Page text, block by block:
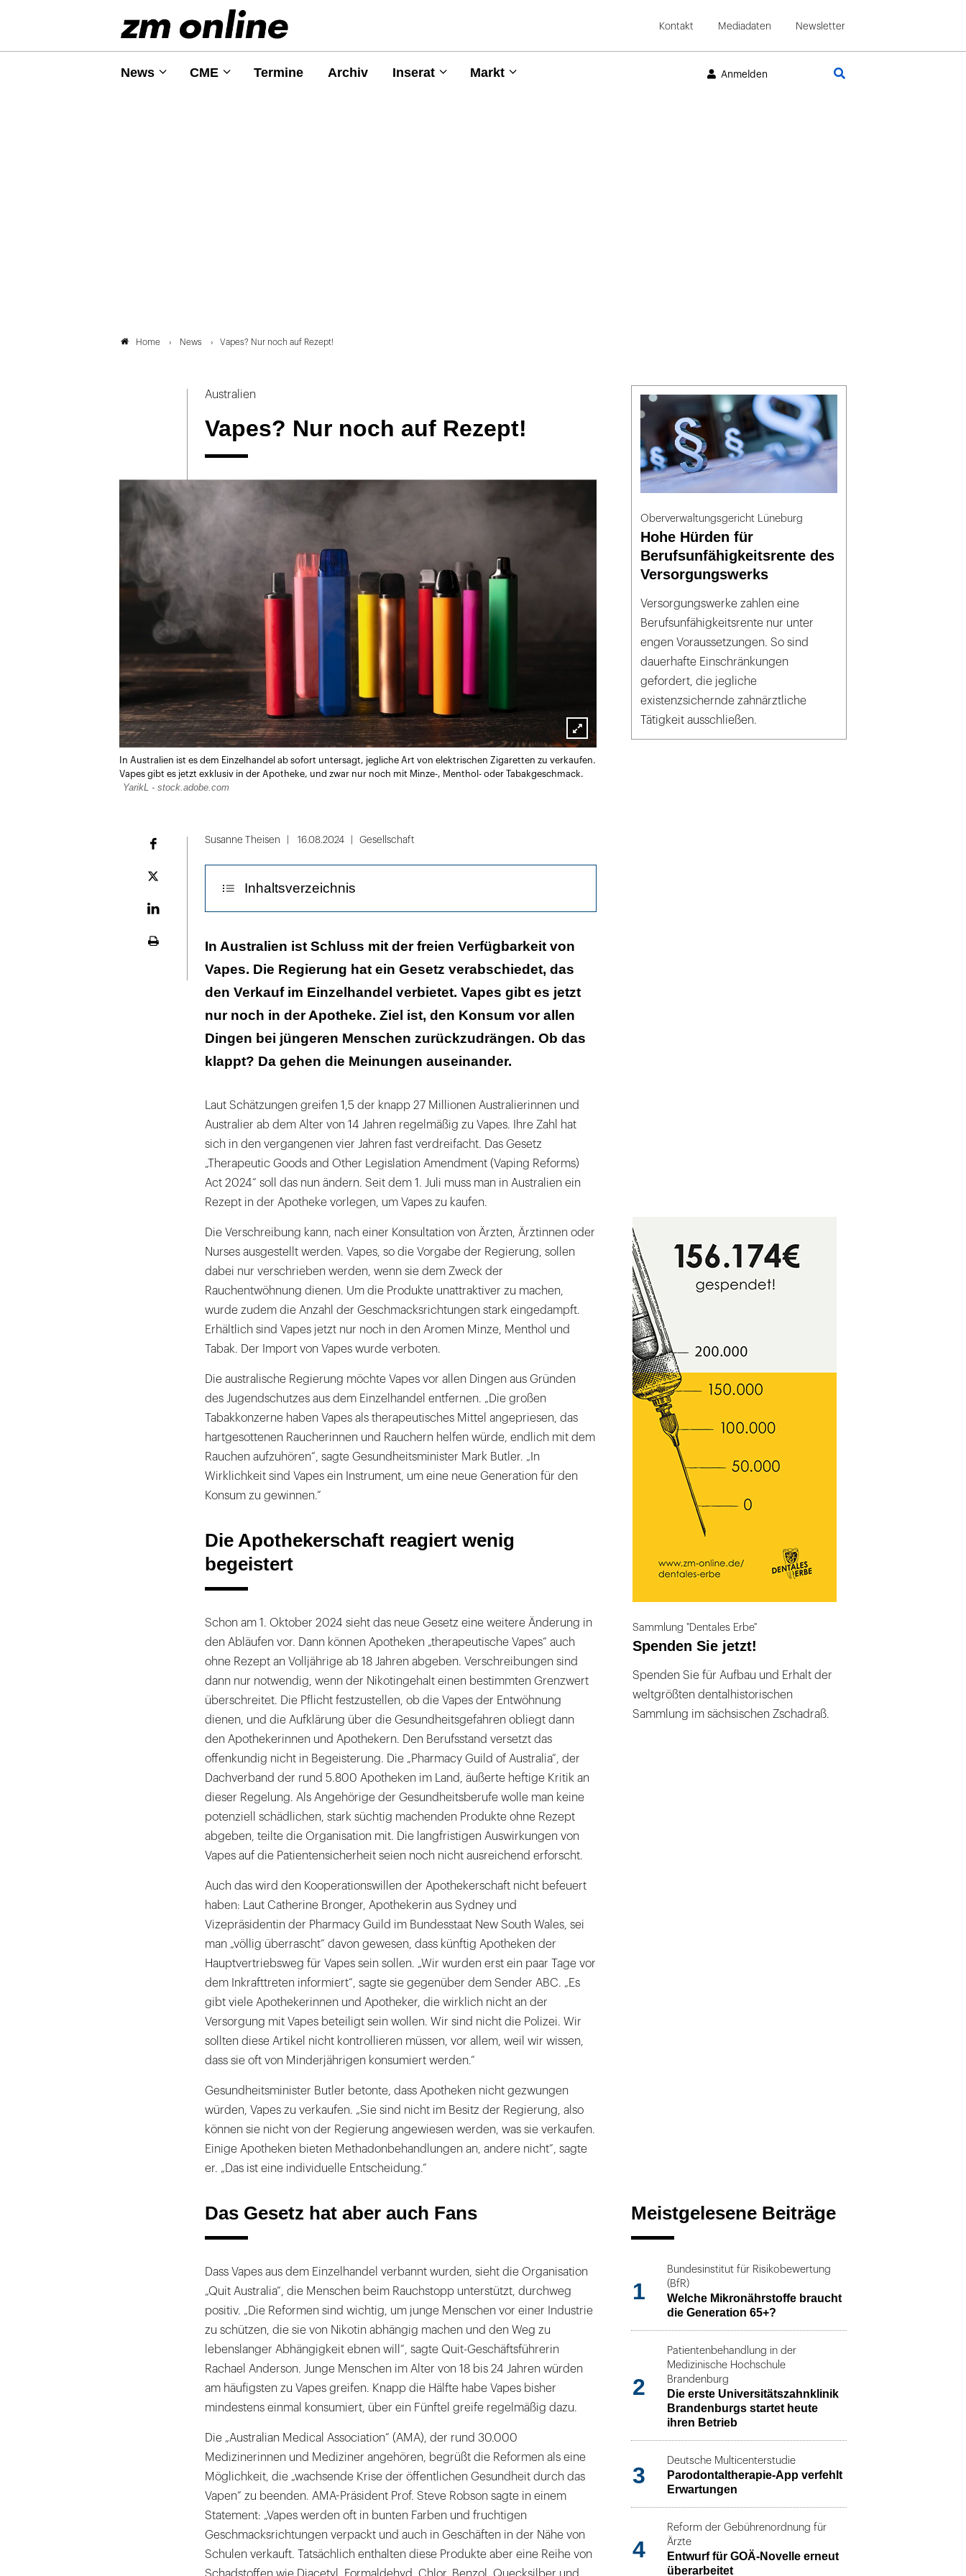
Kontakt Mediadaten Newsletter
News CME Termine Archiv Inserat Markt Anmelden
Home News Vapes? Nur noch auf Rezept!
Australien
Vapes? Nur noch auf Rezept!
Lightbox
öffnen
In Australien ist es dem Einzelhandel ab sofort untersagt, jegliche Art von elektrischen Zigaretten zu verkaufen.
Vapes gibt es jetzt exklusiv in der Apotheke, und zwar nur noch mit Minze-, Menthol- oder Tabakgeschmack.
YarikL - stock.adobe.com
Plattform
Susanne Theisen 16.08.2024 Gesellschaft
Inhaltsverzeichnis
Die Apothekerschaft reagiert wenig begeistert
Das Gesetz hat aber auch Fans
Hat Neuseeland den besseren Weg gewählt?
In Australien ist Schluss mit der freien Verfügbarkeit von
Vapes. Die Regierung hat ein Gesetz verabschiedet, das
den Verkauf im Einzelhandel verbietet. Vapes gibt es jetzt
nur noch in der Apotheke. Ziel ist, den Konsum vor allen
Dingen bei jüngeren Menschen zurückzudrängen. Ob das
klappt? Da gehen die Meinungen auseinander.
Laut Schätzungen greifen 1,5 der knapp 27 Millionen Australierinnen und
Australier ab dem Alter von 14 Jahren regelmäßig zu Vapes. Ihre Zahl hat
sich in den vergangenen vier Jahren fast verdreifacht. Das Gesetz
„Therapeutic Goods and Other Legislation Amendment (Vaping Reforms)
Act 2024“ soll das nun ändern. Seit dem 1. Juli muss man in Australien ein
Rezept in der Apotheke vorlegen, um Vapes zu kaufen.
Die Verschreibung kann, nach einer Konsultation von Ärzten, Ärztinnen oder
Nurses ausgestellt werden. Vapes, so die Vorgabe der Regierung, sollen
dabei nur verschrieben werden, wenn sie dem Zweck der
Rauchentwöhnung dienen. Um die Produkte unattraktiver zu machen,
wurde zudem die Anzahl der Geschmacksrichtungen stark eingedampft.
Erhältlich sind Vapes jetzt nur noch in den Aromen Minze, Menthol und
Tabak. Der Import von Vapes wurde verboten.
Die australische Regierung möchte Vapes vor allen Dingen aus Gründen
des Jugendschutzes aus dem Einzelhandel entfernen. „Die großen
Tabakkonzerne haben Vapes als therapeutisches Mittel angepriesen, das
hartgesottenen Raucherinnen und Rauchern helfen würde, endlich mit dem
Rauchen aufzuhören“, sagte Gesundheitsminister Mark Butler. „In
Wirklichkeit sind Vapes ein Instrument, um eine neue Generation für den
Konsum zu gewinnen.“
Die Apothekerschaft reagiert wenig
begeistert
Schon am 1. Oktober 2024 sieht das neue Gesetz eine weitere Änderung in
den Abläufen vor. Dann können Apotheken „therapeutische Vapes“ auch
ohne Rezept an Volljährige ab 18 Jahren abgeben. Verschreibungen sind
dann nur notwendig, wenn der Nikotingehalt einen bestimmten Grenzwert
überschreitet. Die Pflicht festzustellen, ob die Vapes der Entwöhnung
dienen, und die Aufklärung über die Gesundheitsgefahren obliegt dann
den Apothekerinnen und Apothekern. Den Berufsstand versetzt das
offenkundig nicht in Begeisterung. Die „Pharmacy Guild of Australia“, der
Dachverband der rund 5.800 Apotheken im Land, äußerte heftige Kritik an
dieser Regelung. Als Angehörige der Gesundheitsberufe wolle man keine
potenziell schädlichen, stark süchtig machenden Produkte ohne Rezept
abgeben, teilte die Organisation mit. Die langfristigen Auswirkungen von
Vapes auf die Patientensicherheit seien noch nicht ausreichend erforscht.
Auch das wird den Kooperationswillen der Apothekerschaft nicht befeuert
haben: Laut Catherine Bronger, Apothekerin aus Sydney und
Vizepräsidentin der Pharmacy Guild im Bundesstaat New South Wales, sei
man „völlig überrascht“ davon gewesen, dass künftig Apotheken der
Hauptvertriebsweg für Vapes sein sollen. „Wir wurden erst ein paar Tage vor
dem Inkrafttreten informiert“, sagte sie gegenüber dem Sender ABC. „Es
gibt viele Apothekerinnen und Apotheker, die wirklich nicht an der
Versorgung mit Vapes beteiligt sein wollen. Wir sind nicht die Polizei. Wir
sollten diese Artikel nicht kontrollieren müssen, vor allem, weil wir wissen,
dass sie oft von Minderjährigen konsumiert werden.“
Gesundheitsminister Butler betonte, dass Apotheken nicht gezwungen
würden, Vapes zu verkaufen. „Sie sind nicht im Besitz der Regierung, also
können sie nicht von der Regierung angewiesen werden, was sie verkaufen.
Einige Apotheken bieten Methadonbehandlungen an, andere nicht“, sagte
er. „Das ist eine individuelle Entscheidung.“
Das Gesetz hat aber auch Fans
Dass Vapes aus dem Einzelhandel verbannt wurden, sieht die Organisation
„Quit Australia“, die Menschen beim Rauchstopp unterstützt, durchweg
positiv. „Die Reformen sind wichtig, um junge Menschen vor einer Industrie
zu schützen, die sie von Nikotin abhängig machen und den Weg zu
lebenslanger Abhängigkeit ebnen will“, sagte Quit-Geschäftsführerin
Rachael Anderson. Junge Menschen im Alter von 18 bis 24 Jahren würden
am häufigsten zu Vapes greifen. Knapp die Hälfte habe Vapes bisher
mindestens einmal konsumiert, über ein Fünftel greife regelmäßig dazu.
Die „Australian Medical Association“ (AMA), der rund 30.000
Medizinerinnen und Mediziner angehören, begrüßt die Reformen als eine
Möglichkeit, die „wachsende Krise der öffentlichen Gesundheit durch das
Vapen“ zu beenden. AMA-Präsident Prof. Steve Robson sagte in einem
Statement: „Vapes werden oft in bunten Farben und fruchtigen
Geschmacksrichtungen verpackt und auch in Geschäften in der Nähe von
Schulen verkauft. Tatsächlich enthalten diese Produkte aber eine Reihe von
Oberverwaltungsgericht Lüneburg
Hohe Hürden für
Berufsunfähigkeitsrente des
Versorgungswerks
Versorgungswerke zahlen eine
Berufsunfähigkeitsrente nur unter
engen Voraussetzungen. So sind
dauerhafte Einschränkungen
gefordert, die jegliche
existenzsichernde zahnärztliche
Tätigkeit ausschließen.
Sammlung "Dentales Erbe"
Spenden Sie jetzt!
Spenden Sie für Aufbau und Erhalt der
weltgrößten dentalhistorischen
Sammlung im sächsischen Zschadraß.
Meistgelesene Beiträge
1
Bundesinstitut für Risikobewertung
(BfR)
Welche Mikronährstoffe braucht
die Generation 65+?
2
Patientenbehandlung in der
Medizinische Hochschule
Brandenburg
Die erste Universitätszahnklinik
Brandenburgs startet heute
ihren Betrieb
3
Deutsche Multicenterstudie
Parodontaltherapie-App verfehlt
Erwartungen
4
Reform der Gebührenordnung für
Ärzte
Entwurf für GOÄ-Novelle erneut
überarbeitet